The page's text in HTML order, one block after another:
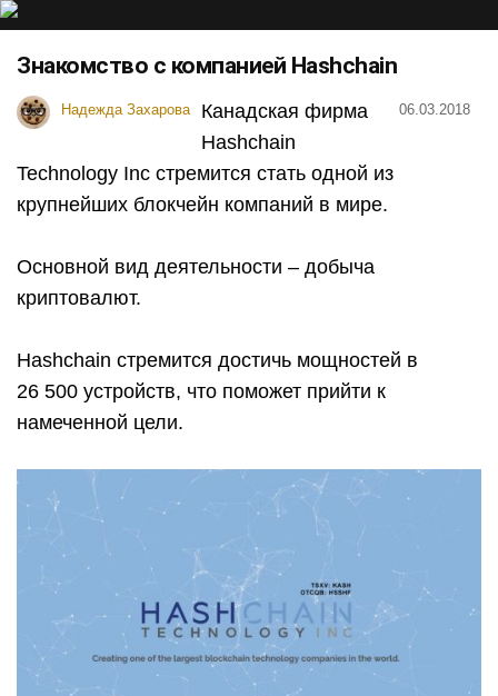
Знакомство с компанией Hashchain
Надежда Захарова 06.03.2018
Канадская фирма
Hashchain
Technology Inc стремится стать одной из
крупнейших блокчейн компаний в мире.
Основной вид деятельности – добыча
криптовалют.
Hashchain стремится достичь мощностей в
26 500 устройств, что поможет прийти к
намеченной цели.